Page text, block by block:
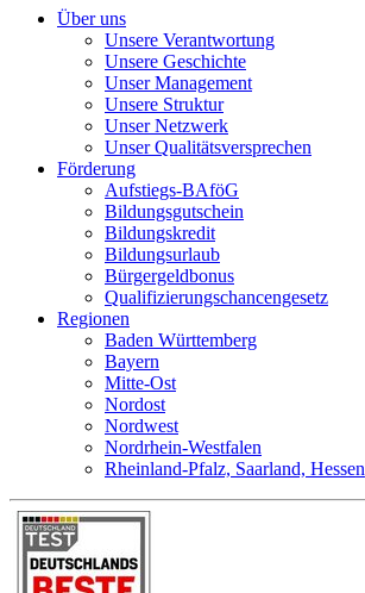
Über uns
Unsere Verantwortung
Unsere Geschichte
Unser Management
Unsere Struktur
Unser Netzwerk
Unser Qualitätsversprechen
Förderung
Aufstiegs-BAföG
Bildungsgutschein
Bildungskredit
Bildungsurlaub
Bürgergeldbonus
Qualifizierungschancengesetz
Regionen
Baden Württemberg
Bayern
Mitte-Ost
Nordost
Nordwest
Nordrhein-Westfalen
Rheinland-Pfalz, Saarland, Hessen